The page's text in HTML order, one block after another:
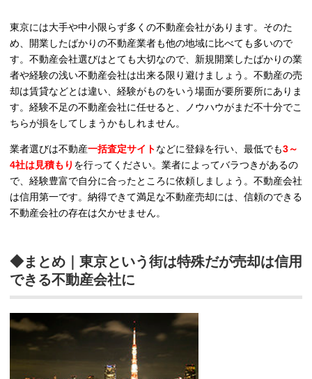
東京には大手や中小限らず多くの不動産会社があります。そのた
め、開業したばかりの不動産業者も他の地域に比べても多いので
す。不動産会社選びはとても大切なので、新規開業したばかりの業
者や経験の浅い不動産会社は出来る限り避けましょう。不動産の売
却は賃貸などとは違い、経験がものをいう場面が要所要所にありま
す。経験不足の不動産会社に任せると、ノウハウがまだ不十分でこ
ちらが損をしてしまうかもしれません。
業者選びは不動産一括査定サイトなどに登録を行い、最低でも3～
4社は見積もり を行ってください。業者によってバラつきがあるの
で、経験豊富で自分に合ったところに依頼しましょう。不動産会社
は信用第一です。納得できて満足な不動産売却には、信頼のできる
不動産会社の存在は欠かせません。
◆まとめ｜東京という街は特殊だが売却は信用
できる不動産会社に